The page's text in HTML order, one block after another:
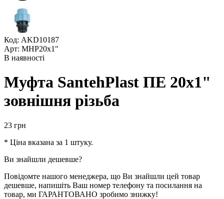
Код: AKD10187
Арт: МНР20x1"
В наявності
Муфта SantehPlast ПЕ 20x1"
зовнішня різьба
23 грн
* Ціна вказана за 1 штуку.
Ви знайшли дешевше?
Повідомте нашого менеджера, що Ви знайшли цей товар
дешевше, напишіть Ваш номер телефону та посилання на
товар, ми ГАРАНТОВАНО зробимо знижку!